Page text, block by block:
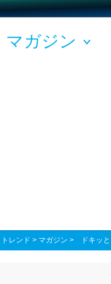
マガジン
トレンド > マガジン > ドキッ